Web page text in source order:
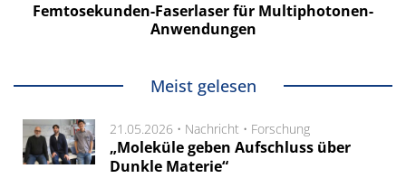
Femtosekunden-Faserlaser für Multiphotonen-
Anwendungen
Meist gelesen
21.05.2026 • Nachricht • Forschung
„Moleküle geben Aufschluss über
Dunkle Materie“